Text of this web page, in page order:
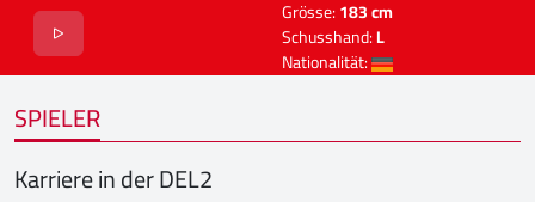
Grösse:183 cm
Schusshand:L
Nationalität:
SPIELER
Karriere in der DEL2